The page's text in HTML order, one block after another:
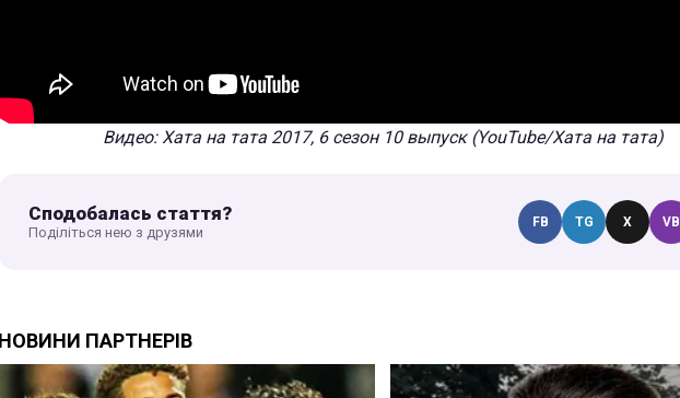
Видео: Хата на тата 2017, 6 сезон 10 выпуск (YouTube/Хата на тата)
Сподобалась стаття?
Поділіться нею з друзями
FB TG X VB